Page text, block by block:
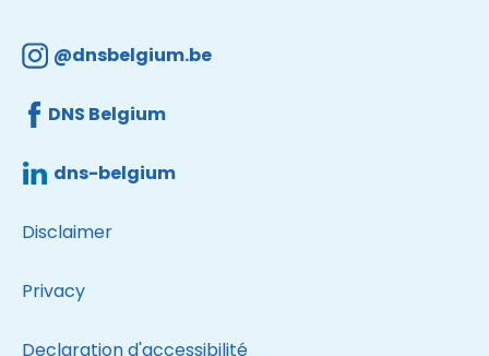
@dnsbelgium.be
DNS Belgium
dns-belgium
Disclaimer
Privacy
Declaration d'accessibilité